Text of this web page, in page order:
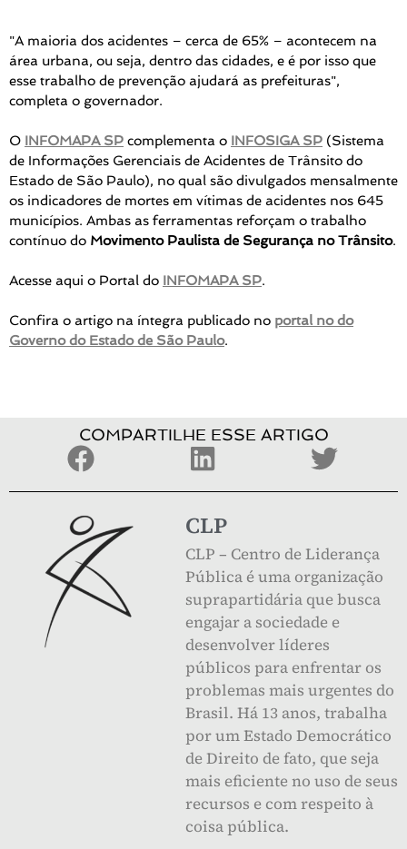
"A maioria dos acidentes – cerca de 65% – acontecem na
área urbana, ou seja, dentro das cidades, e é por isso que
esse trabalho de prevenção ajudará as prefeituras",
completa o governador.
O INFOMAPA SP complementa o INFOSIGA SP (Sistema
de Informações Gerenciais de Acidentes de Trânsito do
Estado de São Paulo), no qual são divulgados mensalmente
os indicadores de mortes em vítimas de acidentes nos 645
municípios. Ambas as ferramentas reforçam o trabalho
contínuo do Movimento Paulista de Segurança no Trânsito.
Acesse aqui o Portal do INFOMAPA SP.
Confira o artigo na íntegra publicado no portal no do
Governo do Estado de São Paulo.
COMPARTILHE ESSE ARTIGO
CLP
CLP – Centro de Liderança
Pública é uma organização
suprapartidária que busca
engajar a sociedade e
desenvolver líderes
públicos para enfrentar os
problemas mais urgentes do
Brasil. Há 13 anos, trabalha
por um Estado Democrático
de Direito de fato, que seja
mais eficiente no uso de seus
recursos e com respeito à
coisa pública.